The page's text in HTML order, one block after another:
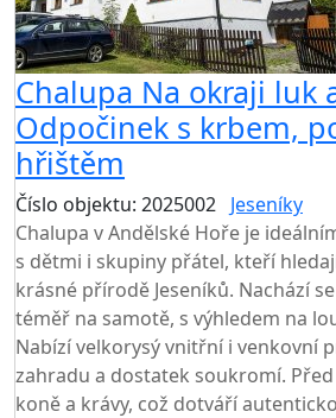
Chalupa Na okraji luk
Odpočinek s krbem,
hřištěm
Číslo objektu: 2025002 Jeseníky
Chalupa v Andělské Hoře je
s dětmi i skupiny přátel, kteří
krásné přírodě Jeseníků. Nachází
téměř na samotě, s výhledem na
Nabízí velkorysý vnitřní i venkovní
zahradu a dostatek soukromí.
koně a krávy, což dotváří